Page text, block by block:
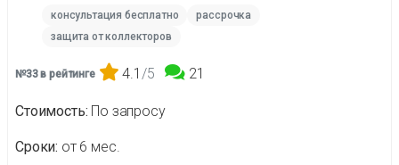
консультация бесплатно
рассрочка
защита от коллекторов
№33 в рейтинге 4.1 /5 21
Стоимость По запросу
Сроки от 6 мес.